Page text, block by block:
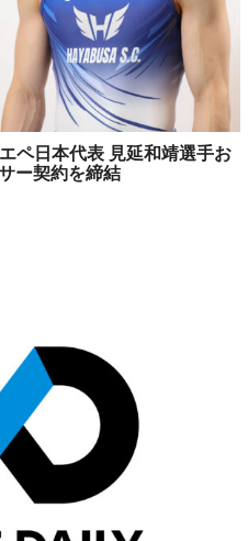
ペ日本代表 見延和靖選手お
ー契約を締結